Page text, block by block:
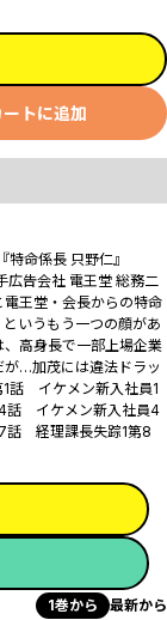
ートに追加
命係長 只野仁』
広告会社 電王堂 総務二
王堂・会長からの特命
いうもう一つの顔があ
、高身長で一部上場企業
が…加茂には違法ドラッ
1話 イケメン新入社員1
話 イケメン新入社員4
話 経理課長失踪1第8
1巻から 最新から